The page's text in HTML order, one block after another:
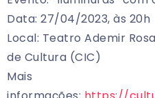
Data: 27/04/2023, às 20h
Local: Teatro Ademir
de Cultura (CIC)
Mais